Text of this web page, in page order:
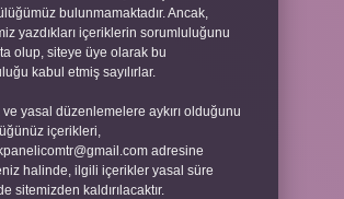
bulunmamaktadır. Ancak,
yazdıkları içeriklerin sorumluluğunu
olup, siteye üye olarak bu
kabul etmiş sayılırlar.
ve yasal düzenlemelere aykırı olduğunu
içerikleri,
adresine
halinde, ilgili içerikler yasal süre
sitemizden kaldırılacaktır.